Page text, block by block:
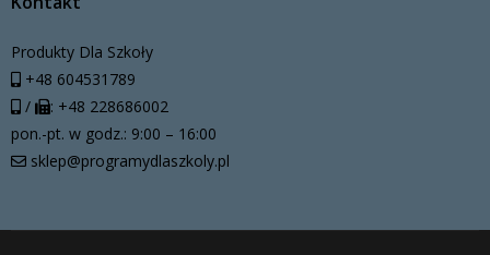
Produkty Dla Szkoły
+48 604531789
/
: +48 228686002
pon.-pt. w godz.: 9:00 – 16:00
sklep@programydlaszkoly.pl